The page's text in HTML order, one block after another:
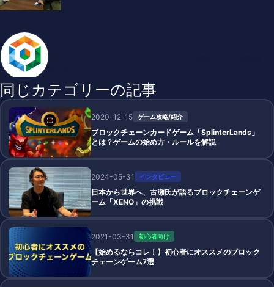
同じカテゴリーの記事
2020-12-15 ゲーム攻略/紹介
ブロックチェーンカードゲーム「SplinterLands」
とは？ゲームの始め方・ルールを解説
2024-05-31 インタビュー
日本から世界へ、古瀬氏が語るブロックチェーンゲ
ーム「XENO」の挑戦
2021-03-31 初心者向け
【始めるならコレ！】初心者にオススメのブロック
チェーンゲーム7選